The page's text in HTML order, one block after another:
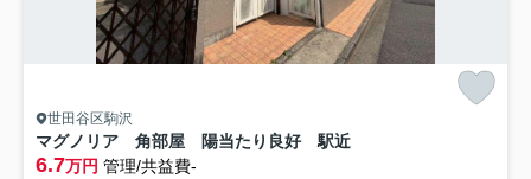
世田谷区駒沢
マグノリア 角部屋 陽当たり良好 駅近
6.7万円 管理/共益費-